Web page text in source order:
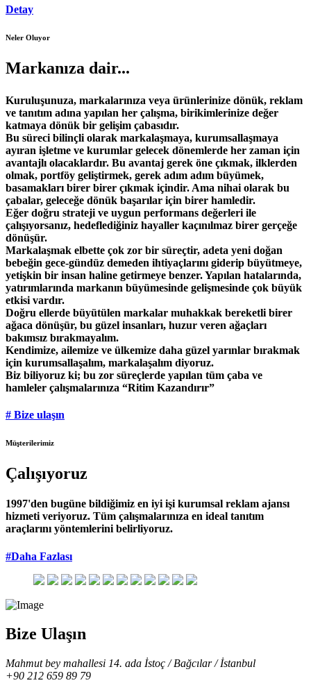
Detay
Neler Oluyor
Markanıza dair...
Kuruluşunuza, markalarınıza veya ürünlerinize dönük, reklam
ve tanıtım adına yapılan her çalışma, birikimlerinize değer
katmaya dönük bir gelişim çabasıdır.
Bu süreci bilinçli olarak markalaşmaya, kurumsallaşmaya
ayıran işletme ve kurumlar gelecek dönemlerde her zaman için
avantajlı olacaklardır. Bu avantaj gerek öne çıkmak, ilklerden
olmak, portföy geliştirmek, gerek adım adım büyümek,
basamakları birer birer çıkmak içindir. Ama nihai olarak bu
çabalar, geleceğe dönük başarılar için birer hamledir.
Eğer doğru strateji ve uygun performans değerleri ile
çalışıyorsanız, hedeflediğiniz hayaller kaçınılmaz birer gerçeğe
dönüşür.
Markalaşmak elbette çok zor bir süreçtir, adeta yeni doğan
bebeğin gece-gündüz demeden ihtiyaçlarını giderip büyütmeye,
yetişkin bir insan haline getirmeye benzer. Yapılan hatalarında,
yatırımlarında markanın büyümesinde gelişmesinde çok büyük
etkisi vardır.
Doğru ellerde büyütülen markalar muhakkak bereketli birer
ağaca dönüşür, bu güzel insanları, huzur veren ağaçları
bakımsız bırakmayalım.
Kendimize, ailemize ve ülkemize daha güzel yarınlar bırakmak
için kurumsallaşalım, markalaşalım diyoruz.
Biz biliyoruz ki; bu zor süreçlerde yapılan tüm çaba ve
hamleler çalışmalarınıza “Ritim Kazandırır”
# Bize ulaşın
Müşterilerimiz
Çalışıyoruz
1997'den bugüne bildiğimiz en iyi işi kurumsal reklam ajansı
hizmeti veriyoruz. Tüm çalışmalarınıza en ideal tanıtım
araçlarını yöntemlerini belirliyoruz.
#Daha Fazlası
Bize Ulaşın
Mahmut bey mahallesi 14. ada İstoç / Bağcılar / İstanbul
+90 212 659 89 79